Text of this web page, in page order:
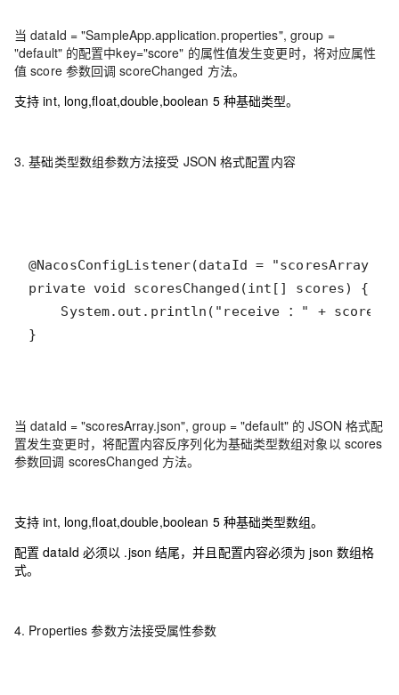
当 dataId = "SampleApp.application.properties", group =
"default" 的配置中key="score" 的属性值发生变更时，将对应属性
值 score 参数回调 scoreChanged 方法。
支持 int, long,float,double,boolean 5 种基础类型。
3. 基础类型数组参数方法接受 JSON 格式配置内容
}
当 dataId = "scoresArray.json", group = "default" 的 JSON 格式配
置发生变更时，将配置内容反序列化为基础类型数组对象以 scores
参数回调 scoresChanged 方法。
支持 int, long,float,double,boolean 5 种基础类型数组。
配置 dataId 必须以 .json 结尾，并且配置内容必须为 json 数组格
式。
4. Properties 参数方法接受属性参数